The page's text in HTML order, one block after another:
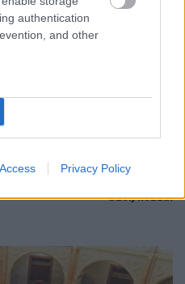
authentication
and other
Privacy Policy
VÉDVONAL LEVELEZŐ
a Fidesz maradékát.
Szólj hozzá!